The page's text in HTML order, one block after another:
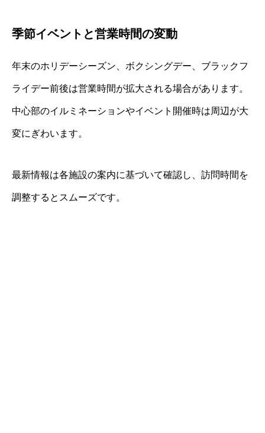
季節イベントと営業時間の変動
年末のホリデーシーズン、ボクシングデー、ブラックフ
ライデー前後は営業時間が拡大される場合があります。
中心部のイルミネーションやイベント開催時は周辺が大
変にぎわいます。
最新情報は各施設の案内に基づいて確認し、訪問時間を
調整するとスムーズです。